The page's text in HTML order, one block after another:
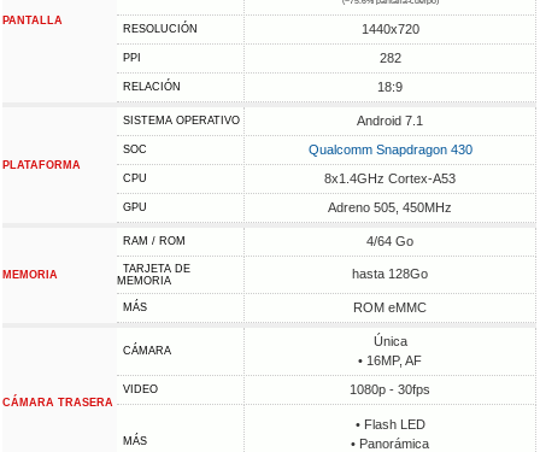
PANTALLA
RESOLUCIÓN 1440x720
PPI 282
RELACIÓN 18:9
PLATAFORMA
SISTEMA OPERATIVO Android 7.1
SOC Qualcomm Snapdragon 430
CPU 8x1.4GHz Cortex-A53
GPU Adreno 505, 450MHz
MEMORIA
RAM / ROM 4/64 Go
TARJETA DE
MEMORIA
hasta 128Go
MÁS ROM eMMC
CÁMARA TRASERA
CÁMARA
Única
• 16MP, AF
VIDEO 1080p - 30fps
MÁS
• Flash LED
• Panorámica